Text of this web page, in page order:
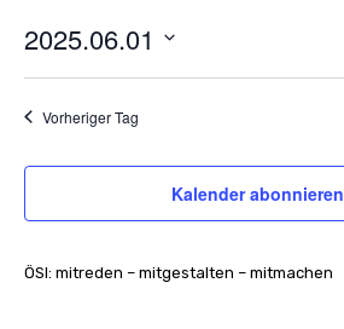
2025.06.01
Vorheriger Tag
Kalender abonnieren
ÖSI: mitreden – mitgestalten – mitmachen